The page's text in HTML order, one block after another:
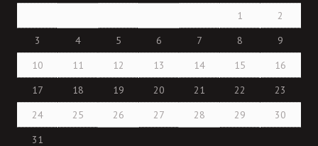
1
2
3
4 5 6 7 8
9
10
11 12 13 14 15
16
17
18 19 20 21 22
23
24
25 26 27 28 29
30
31